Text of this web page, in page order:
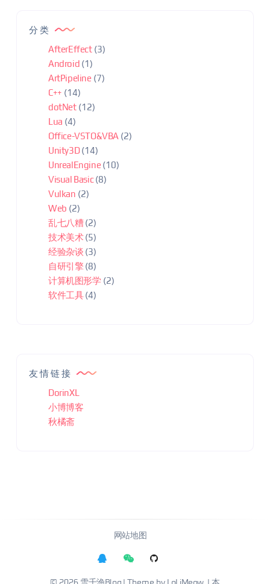
分类
AfterEffect(3)
Android (1)
ArtPipeline (7)
C++ (14)
dotNet(12)
Lua (4)
Office-VSTO&VBA (2)
Unity3D(14)
UnrealEngine (10)
Visual Basic(8)
Vulkan (2)
Web (2)
乱七八糟(2)
技术美术(5)
经验杂谈 (3)
自研引擎 (8)
计算机图形学 (2)
软件工具(4)
友情链接
DorinXL
小博博客
秋橘斋
网站地图